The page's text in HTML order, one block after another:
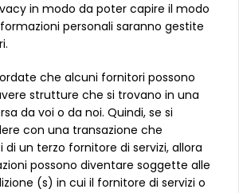
in modo da poter capire il modo
personali saranno gestite
che alcuni fornitori possono
strutture che si trovano in una
da voi o da noi. Quindi, se si
con una transazione che
di un terzo fornitore di servizi, allora
possono diventare soggette alle
(s) in cui il fornitore di servizi o